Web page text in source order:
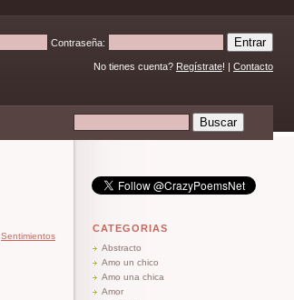
Contraseña:
No tienes cuenta? Regístrate! | Contacto
Sentimientos
CATEGORIAS
Abstracto
Amo un chico
Amo una chica
Amor